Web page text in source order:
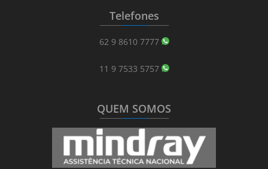
Telefones
_______________________
62 9 8610 7777
11 9 7533 5757
QUEM SOMOS
_______________________